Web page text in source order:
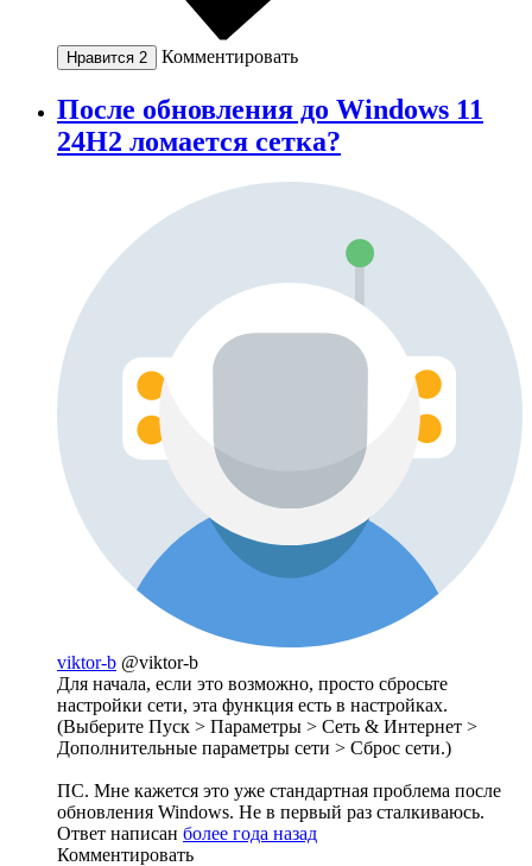
Нравится 2 Комментировать
После обновления до Windows 11
24H2 ломается сетка?
viktor-b @viktor-b
Для начала, если это возможно, просто сбросьте
настройки сети, эта функция есть в настройках.
(Выберите Пуск > Параметры > Сеть & Интернет >
Дополнительные параметры сети > Сброс сети.)
ПС. Мне кажется это уже стандартная проблема после
обновления Windows. Не в первый раз сталкиваюсь.
Ответ написан более года назад
Комментировать